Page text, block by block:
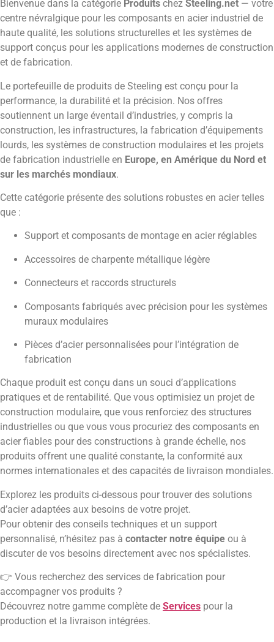
Bienvenue dans la catégorie Produits chez Steeling.net — votre
centre névralgique pour les composants en acier industriel de
haute qualité, les solutions structurelles et les systèmes de
support conçus pour les applications modernes de construction
et de fabrication.
Le portefeuille de produits de Steeling est conçu pour la
performance, la durabilité et la précision. Nos offres
soutiennent un large éventail d’industries, y compris la
construction, les infrastructures, la fabrication d’équipements
lourds, les systèmes de construction modulaires et les projets
de fabrication industrielle en Europe, en Amérique du Nord et
sur les marchés mondiaux.
Cette catégorie présente des solutions robustes en acier telles
que :
Support et composants de montage en acier réglables
Accessoires de charpente métallique légère
Connecteurs et raccords structurels
Composants fabriqués avec précision pour les systèmes
muraux modulaires
Pièces d’acier personnalisées pour l’intégration de
fabrication
Chaque produit est conçu dans un souci d’applications
pratiques et de rentabilité. Que vous optimisiez un projet de
construction modulaire, que vous renforciez des structures
industrielles ou que vous vous procuriez des composants en
acier fiables pour des constructions à grande échelle, nos
produits offrent une qualité constante, la conformité aux
normes internationales et des capacités de livraison mondiales.
Explorez les produits ci-dessous pour trouver des solutions
d’acier adaptées aux besoins de votre projet.
Pour obtenir des conseils techniques et un support
personnalisé, n’hésitez pas à contacter notre équipe ou à
discuter de vos besoins directement avec nos spécialistes.
👉 Vous recherchez des services de fabrication pour
accompagner vos produits ?
Découvrez notre gamme complète de Services pour la
production et la livraison intégrées.